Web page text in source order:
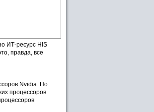
ИТ-ресурс HIS
правда, все
Nvidia. По
процессоров